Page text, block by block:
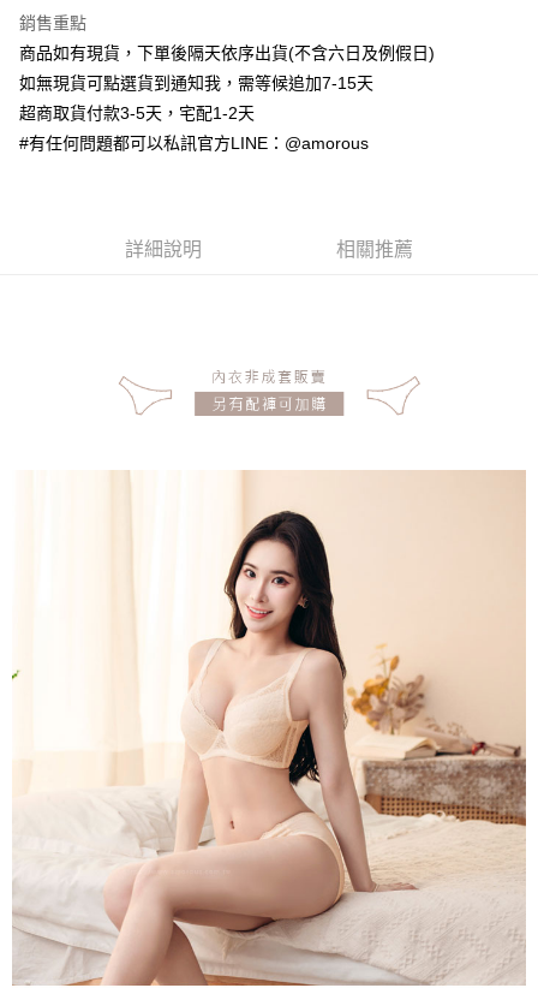
全家取貨付款
每筆NT$70，滿NT$699(含以上)免運費
付款後全家取貨
每筆NT$70，滿NT$699(含以上)免運費
銷售重點
商品如有現貨，下單後隔天依序出貨(不含六日及例假日)
如無現貨可點選貨到通知我，需等候追加7-15天
超商取貨付款3-5天，宅配1-2天
#有任何問題都可以私訊官方LINE：@amorous
詳細說明 相關推薦